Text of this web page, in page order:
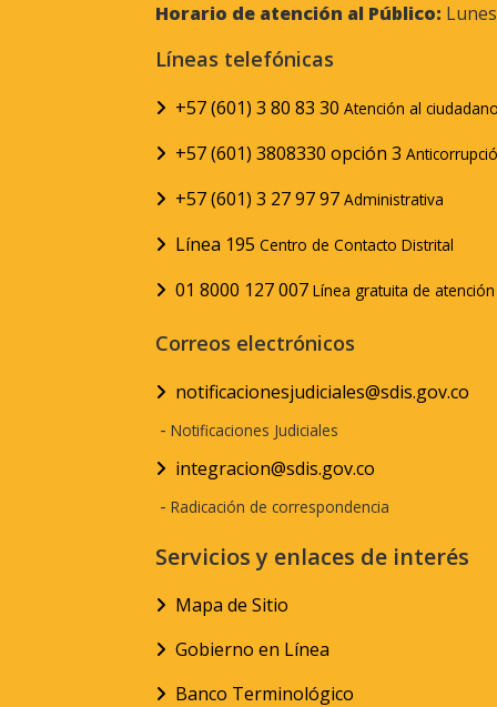
Horario de atención al Público:
Líneas telefónicas
+57 (601) 3 80 83 30 Atención al
+57 (601) 3808330 opción 3
+57 (601) 3 27 97 97 Administrativa
Línea 195 Centro de Contacto Distrital
01 8000 127 007 Línea gratuita de
Correos electrónicos
notificacionesjudiciales@sdis.gov.co
- Notificaciones Judiciales
integracion@sdis.gov.co
- Radicación de correspondencia
Servicios y enlaces de interés
Mapa de Sitio
Gobierno en Línea
Banco Terminológico